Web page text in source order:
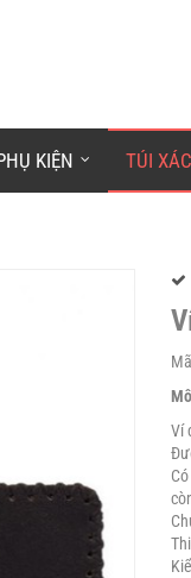
KIỆN TÚI
Ví